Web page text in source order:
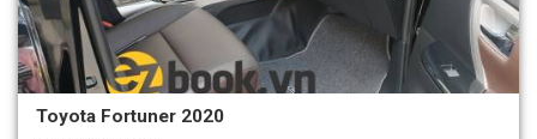
Toyota Fortuner 2020